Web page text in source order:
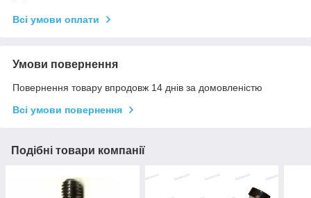
Всі умови оплати
Умови повернення
Повернення товару впродовж 14 днів за домовленістю
Всі умови повернення
Подібні товари компанії